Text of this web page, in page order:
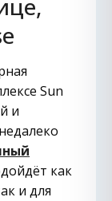
Sun
и
как
и для